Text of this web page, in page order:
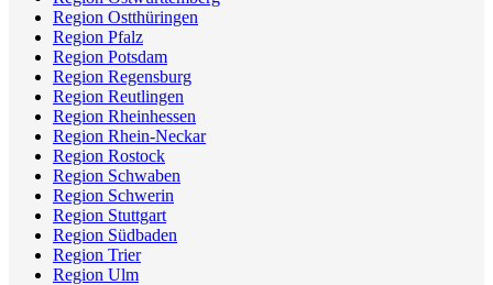
Region Ostthüringen
Region Pfalz
Region Potsdam
Region Regensburg
Region Reutlingen
Region Rheinhessen
Region Rhein-Neckar
Region Rostock
Region Schwaben
Region Schwerin
Region Stuttgart
Region Südbaden
Region Trier
Region Ulm